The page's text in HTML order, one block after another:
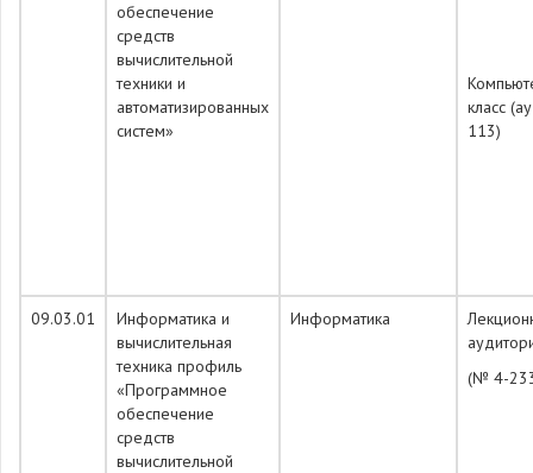
обеспечение
средств
вычислительной
техники и
автоматизированных
систем»
класс
113)
09.03.01
Информатика и
вычислительная
техника профиль
«Программное
обеспечение
средств
вычислительной
Информатика
(№ 4-